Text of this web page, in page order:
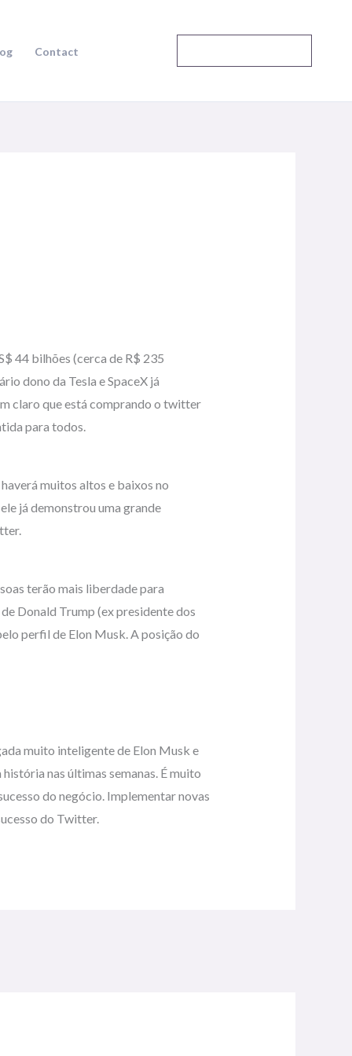
Contact
44 bilhões (cerca de R$ 235
dono da Tesla e SpaceX já
claro que está comprando o twitter
para todos.
muitos altos e baixos no
já demonstrou uma grande
terão mais liberdade para
Donald Trump (ex presidente dos
perfil de Elon Musk. A posição do
muito inteligente de Elon Musk e
nas últimas semanas. É muito
do negócio. Implementar novas
do Twitter.